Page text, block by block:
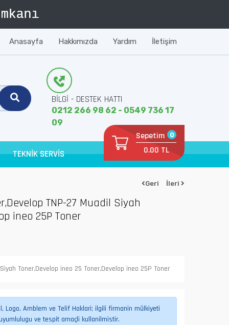
Anasayfa Hakkımızda Yardım İletişim
BİLGİ - DESTEK HATTI
0212 266 98 62 - 0549 736 17
09
Sepetim 0
0.00 TL
TEKNİK SERVİS
Geri İleri
TNP-27 Muadil Siyah
ineo 25P Toner
Toner,Develop ineo 25 Toner,Develop ineo 25P Toner
Logo, Amblem ve Telif Haklari; ilgili firmanin mülkiyeti
ve tespit amaçli kullanilmistir.